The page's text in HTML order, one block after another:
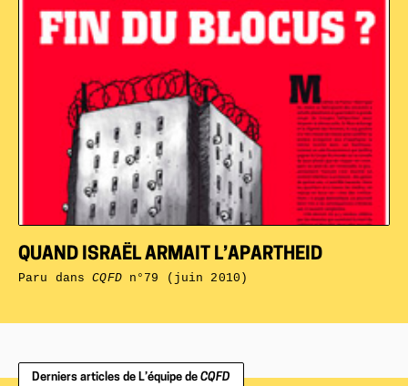
QUAND ISRAËL ARMAIT L’APARTHEID
Paru dansCQFDn°79 (juin 2010)
Derniers articles de L’équipe de CQFD